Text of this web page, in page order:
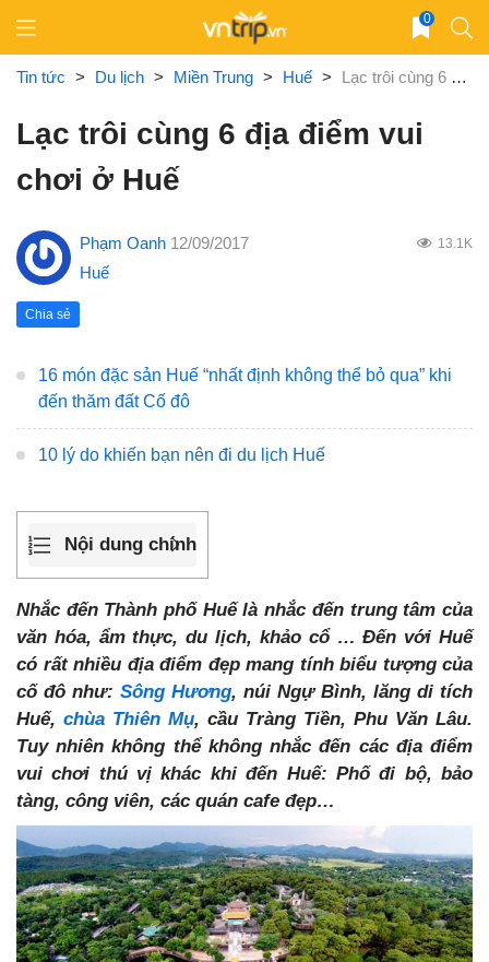
content
0
Tin tức > Du lịch > Miền Trung > Huế > Lạc trôi cùng 6 địa điểm vui chơi ở Huế
Lạc trôi cùng 6 địa điểm vui
chơi ở Huế
Phạm Oanh 12/09/2017 13.1K
Huế
Chia sẻ
16 món đặc sản Huế “nhất định không thể bỏ qua” khi
đến thăm đất Cố đô
10 lý do khiến bạn nên đi du lịch Huế
Nội dung chính
Nhắc đến Thành phố Huế là nhắc đến trung tâm của
văn hóa, ẩm thực, du lịch, khảo cổ … Đến với Huế
có rất nhiều địa điểm đẹp mang tính biểu tượng của
cố đô như: Sông Hương, núi Ngự Bình, lăng di tích
Huế, chùa Thiên Mụ, cầu Tràng Tiền, Phu Văn Lâu.
Tuy nhiên không thể không nhắc đến các địa điểm
vui chơi thú vị khác khi đến Huế: Phố đi bộ, bảo
tàng, công viên, các quán cafe đẹp…